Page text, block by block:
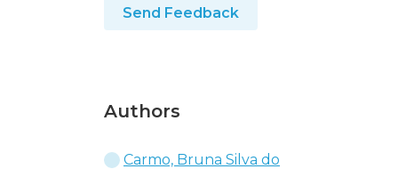
Send Feedback
Authors
Carmo, Bruna Silva do